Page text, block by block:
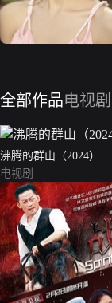
全部作品电视剧
沸腾的群山（2024）
电视剧